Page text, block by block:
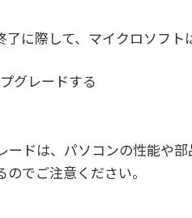
に際して、マイクロソフト
グレードする
ードは、パソコンの性能や
でご注意ください。